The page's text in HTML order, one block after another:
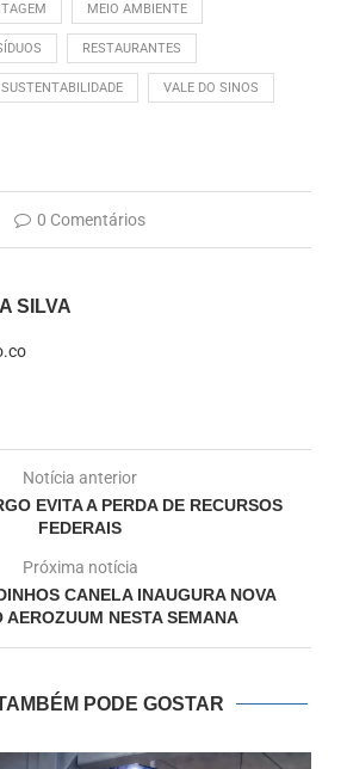
MEIO AMBIENTE
RESTAURANTES
SUSTENTABILIDADE VALE DO SINOS
0 Comentários
SILVA
Notícia anterior
EVITA A PERDA DE RECURSOS
FEDERAIS
Próxima notícia
CANELA INAUGURA NOVA
AEROZUUM NESTA SEMANA
PODE GOSTAR